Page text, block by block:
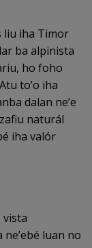
liu iha Timor
ba alpinista
ho foho
toʼo iha
dalan neʼe
naturál
iha valór
vista
luan no